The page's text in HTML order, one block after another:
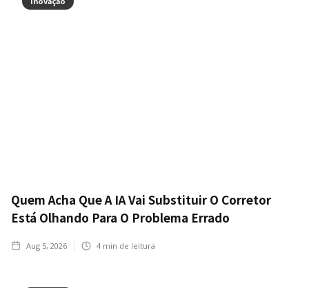
Quem Acha Que A IA Vai Substituir O Corretor
Está Olhando Para O Problema Errado
Aug 5, 2026 4 min de leitura